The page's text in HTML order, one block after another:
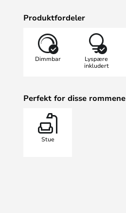
Produktfordeler
Dimmbar
Lyspære
inkludert
Perfekt for disse rommene
Stue